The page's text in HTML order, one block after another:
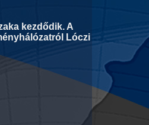
kezdődik. A
Lóczi